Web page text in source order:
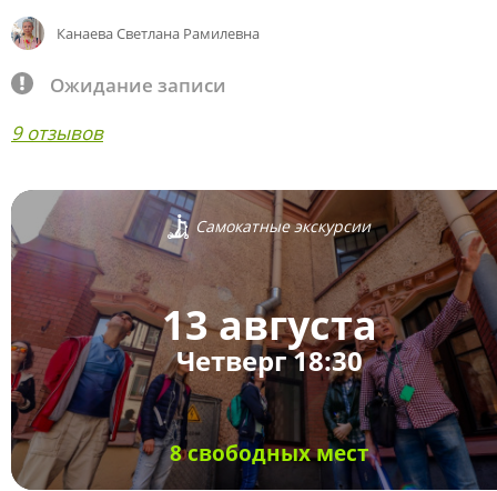
Канаева Светлана Рамилевна
Ожидание записи
9 отзывов
Самокатные экскурсии
13 августа
Четверг 18:30
8 свободных мест